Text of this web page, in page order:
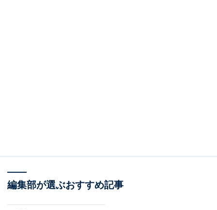
編集部が選ぶおすすめ記事